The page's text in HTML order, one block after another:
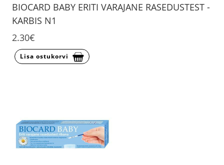
BIOCARD BABY ERITI VARAJANE RASEDUSTEST -
KARBIS N1
2.30€
Lisa ostukorvi